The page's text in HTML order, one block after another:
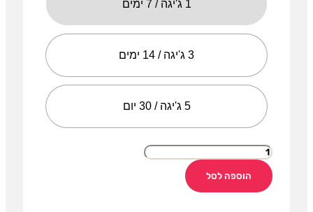
1 ג'יגה / 7 ימים
3 ג'יגה / 14 ימים
5 ג'יגה / 30 יום
הוספה לסל